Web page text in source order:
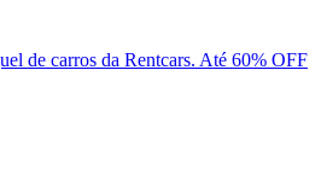
de carros da Rentcars. Até 60% OFF